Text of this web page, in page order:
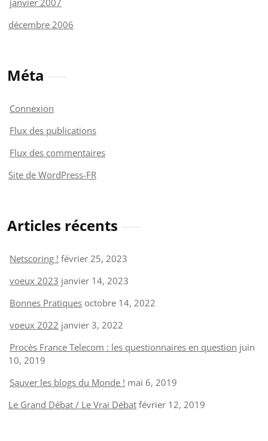
décembre 2006
Méta
Connexion
Flux des publications
Flux des commentaires
Site de WordPress-FR
Articles récents
Netscoring ! février 25, 2023
voeux 2023 janvier 14, 2023
Bonnes Pratiques octobre 14, 2022
voeux 2022 janvier 3, 2022
Procès France Telecom : les questionnaires en question juin
10, 2019
Sauver les blogs du Monde ! mai 6, 2019
Le Grand Débat / Le Vrai Débat février 12, 2019